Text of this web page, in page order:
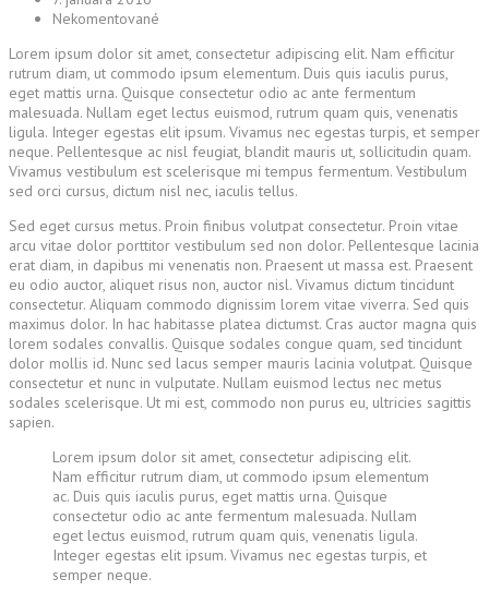
Nekomentované
Lorem ipsum dolor sit amet, consectetur adipiscing elit. Nam efficitur
rutrum diam, ut commodo ipsum elementum. Duis quis iaculis purus,
eget mattis urna. Quisque consectetur odio ac ante fermentum
malesuada. Nullam eget lectus euismod, rutrum quam quis, venenatis
ligula. Integer egestas elit ipsum. Vivamus nec egestas turpis, et semper
neque. Pellentesque ac nisl feugiat, blandit mauris ut, sollicitudin quam.
Vivamus vestibulum est scelerisque mi tempus fermentum. Vestibulum
sed orci cursus, dictum nisl nec, iaculis tellus.
Sed eget cursus metus. Proin finibus volutpat consectetur. Proin vitae
arcu vitae dolor porttitor vestibulum sed non dolor. Pellentesque lacinia
erat diam, in dapibus mi venenatis non. Praesent ut massa est. Praesent
eu odio auctor, aliquet risus non, auctor nisl. Vivamus dictum tincidunt
consectetur. Aliquam commodo dignissim lorem vitae viverra. Sed quis
maximus dolor. In hac habitasse platea dictumst. Cras auctor magna quis
lorem sodales convallis. Quisque sodales congue quam, sed tincidunt
dolor mollis id. Nunc sed lacus semper mauris lacinia volutpat. Quisque
consectetur et nunc in vulputate. Nullam euismod lectus nec metus
sodales scelerisque. Ut mi est, commodo non purus eu, ultricies sagittis
sapien.
Lorem ipsum dolor sit amet, consectetur adipiscing elit.
Nam efficitur rutrum diam, ut commodo ipsum elementum
ac. Duis quis iaculis purus, eget mattis urna. Quisque
consectetur odio ac ante fermentum malesuada. Nullam
eget lectus euismod, rutrum quam quis, venenatis ligula.
Integer egestas elit ipsum. Vivamus nec egestas turpis, et
semper neque.